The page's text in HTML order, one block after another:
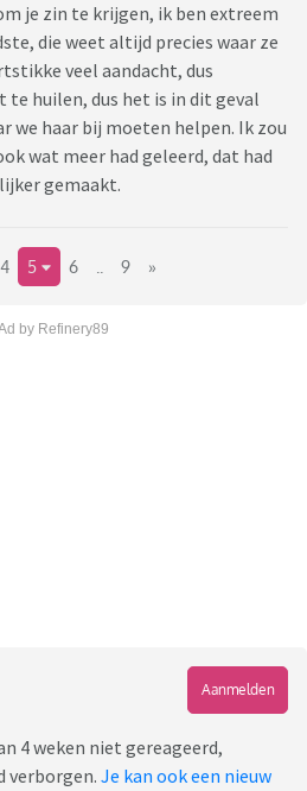
je zin te krijgen, ik ben extreem
die weet altijd precies waar ze
veel aandacht, dus
te huilen, dus het is in dit geval
we haar bij moeten helpen. Ik zou
wat meer had geleerd, dat had
gemaakt.
4 5 6 9 »
by Refinery89
Aanmelden
4 weken niet gereageerd,
verborgen. Je kan ook een nieuw